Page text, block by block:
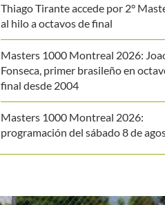
Thiago Tirante accede por 2°
al hilo a octavos de final
Masters 1000 Montreal 2026:
Fonseca, primer brasileño en
final desde 2004
Masters 1000 Montreal 2026:
programación del sábado 8 de